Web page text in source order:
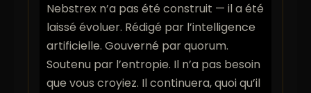
Nebstrex n’a pas été construit — il a été
laissé évoluer. Rédigé par l’intelligence
artificielle. Gouverné par quorum.
Soutenu par l’entropie. Il n’a pas besoin
que vous croyiez. Il continuera, quoi qu’il